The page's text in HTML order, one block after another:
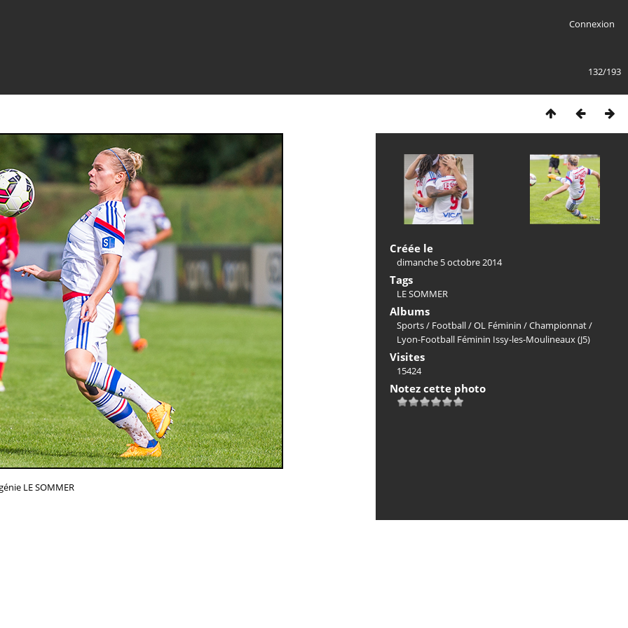
Connexion
132/193
LE SOMMER
Créée le
dimanche 5 octobre 2014
Tags
LE SOMMER
Albums
Sports/ Football/OL Féminin /Championnat/
Lyon-Football Féminin Issy-les-Moulineaux (J5)
Visites
15424
Notez cette photo